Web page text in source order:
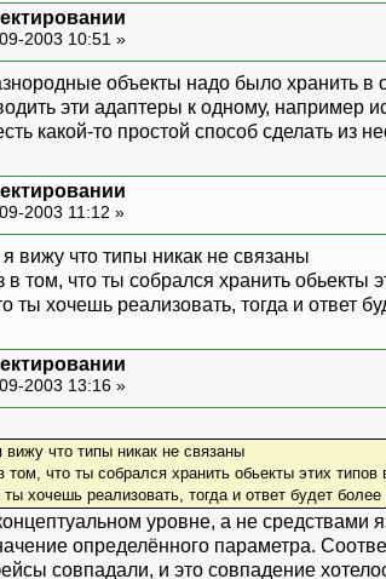
2003 10:51 »
объекты надо было хранить
эти адаптеры к одному, например
какой-то простой способ сделать из
2003 11:12 »
вижу что типы никак не связаны
том, что ты собрался хранить обьекты
ты хочешь реализовать, тогда и ответ
2003 13:16 »
что типы никак не связаны
что ты собрался хранить обьекты этих типов
хочешь реализовать, тогда и ответ будет
уровне, а не средствами
определённого параметра.
совпадали, и это совпадение